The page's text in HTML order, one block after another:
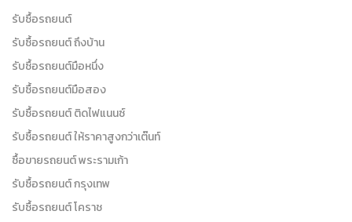
รับซื้อรถยนต์
รับซื้อรถยนต์ ถึงบ้าน
รับซื้อรถยนต์มือหนึ่ง
รับซื้อรถยนต์มือสอง
รับซื้อรถยนต์ ติดไฟแนนซ์
รับซื้อรถยนต์ ให้ราคาสูงกว่าเต๊นท์
ซื้อขายรถยนต์ พระรามเก้า
รับซื้อรถยนต์ กรุงเทพ
รับซื้อรถยนต์ โคราช